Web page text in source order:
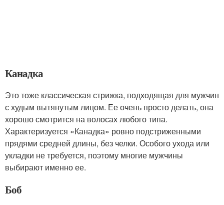
Канадка
Это тоже классическая стрижка, подходящая для мужчин
с худым вытянутым лицом. Ее очень просто делать, она
хорошо смотрится на волосах любого типа.
Характеризуется «Канадка» ровно подстриженными
прядями средней длины, без челки. Особого ухода или
укладки не требуется, поэтому многие мужчины
выбирают именно ее.
Боб